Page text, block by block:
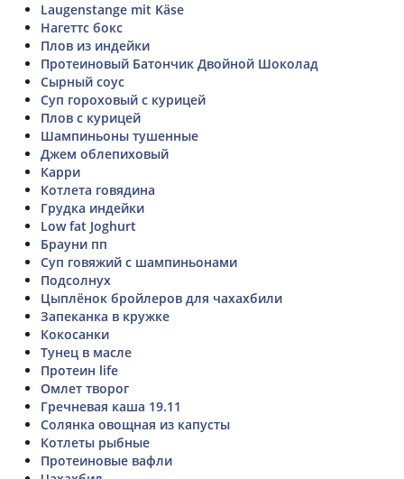
Laugenstange mit Käse
Нагеттс бокс
Плов из индейки
Протеиновый Батончик Двойной Шоколад
Сырный соус
Суп гороховый с курицей
Плов с курицей
Шампиньоны тушенные
Джем облепиховый
Карри
Котлета говядина
Грудка индейки
Low fat Joghurt
Брауни пп
Суп говяжий с шампиньонами
Подсолнух
Цыплёнок бройлеров для чахахбили
Запеканка в кружке
Кокосанки
Тунец в масле
Протеин life
Омлет творог
Гречневая каша 19.11
Солянка овощная из капусты
Котлеты рыбные
Протеиновые вафли